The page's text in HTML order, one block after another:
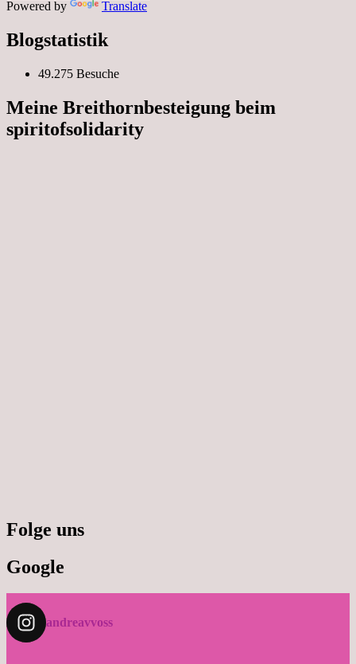
Powered by
Translate
Blogstatistik
49.275 Besuche
Meine Breithornbesteigung beim
spiritofsolidarity
Folge uns
Google
andreavvoss